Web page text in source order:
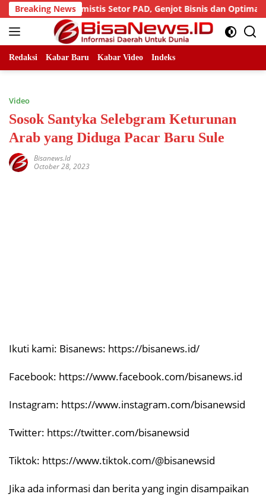
Skip
to
content
Breaking News
Sumut Optimistis Setor PAD, Genjot Bisnis dan Optimalkan
Redaksi Kabar Baru Kabar Video Indeks
Video
Sosok Santyka Selebgram Keturunan
Arab yang Diduga Pacar Baru Sule
Bisanews.id
October 28, 2023
Ikuti kami: Bisanews: https://bisanews.id/
Facebook: https://www.facebook.com/bisanews.id
Instagram: https://www.instagram.com/bisanewsid
Twitter: https://twitter.com/bisanewsid
Tiktok: https://www.tiktok.com/@bisanewsid
Jika ada informasi dan berita yang ingin disampaikan